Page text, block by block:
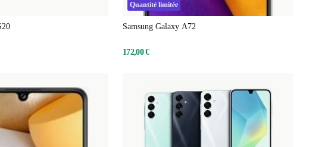
Quantité limitée
Samsung Galaxy A72
172,00 €